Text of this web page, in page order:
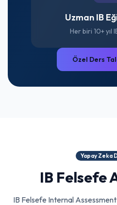
Uzman IB
Her biri 10+ yıl
Özel Ders
Yapay Zeka
IB Felsefe
IB Felsefe Internal